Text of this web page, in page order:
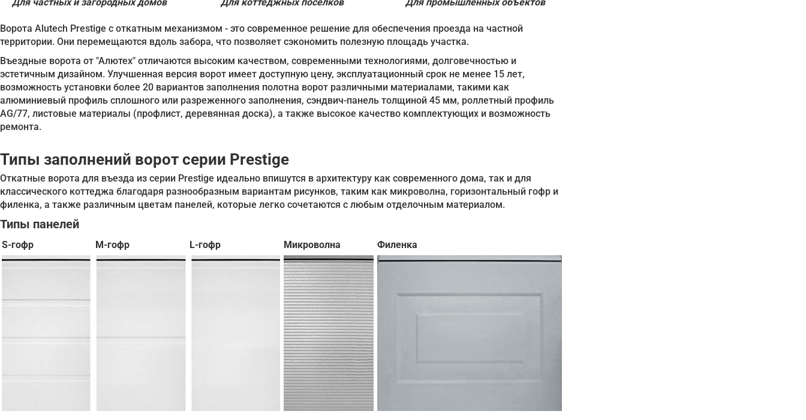
Ворота Alutech Prestige с откатным механизмом - это современное решение для обеспечения проезда на частной
территории. Они перемещаются вдоль забора, что позволяет сэкономить полезную площадь участка.
Въездные ворота от "Алютех" отличаются высоким качеством, современными технологиями, долговечностью и
эстетичным дизайном. Улучшенная версия ворот имеет доступную цену, эксплуатационный срок не менее 15 лет,
возможность установки более 20 вариантов заполнения полотна ворот различными материалами, такими как
алюминиевый профиль сплошного или разреженного заполнения, сэндвич-панель толщиной 45 мм, роллетный профиль
AG/77, листовые материалы (профлист, деревянная доска), а также высокое качество комплектующих и возможность
ремонта.
Типы заполнений ворот серии Prestige
Откатные ворота для въезда из серии Prestige идеально впишутся в архитектуру как современного дома, так и для
классического коттеджа благодаря разнообразным вариантам рисунков, таким как микроволна, горизонтальный гофр и
филенка, а также различным цветам панелей, которые легко сочетаются с любым отделочным материалом.
Типы панелей
S-гофр M-гофр L-гофр Микроволна Филенка